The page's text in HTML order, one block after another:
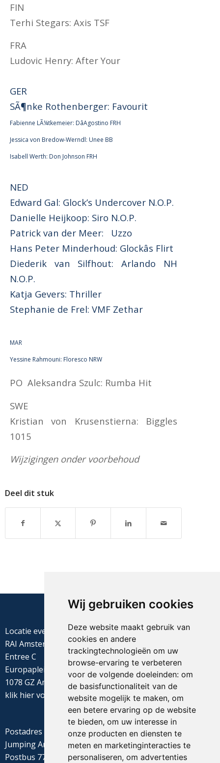
Wij gebruiken cookies
Deze website maakt gebruik van
cookies en andere
trackingtechnologieën om uw
browse-ervaring te verbeteren
voor de volgende doeleinden: om
de basisfunctionaliteit van de
website mogelijk te maken, om
een betere ervaring op de website
te bieden, om uw interesse in
onze producten en diensten te
meten en marketinginteracties te
personaliseren, om advertenties
FIN
Terhi Stegars: Axis TSF
FRA
Ludovic Henry: After Your
GER
SÃ¶nke Rothenberger: Favourit
Fabienne LÃ¼tkemeier: DâAgostino FRH
Jessica von Bredow-Werndl: Unee BB
Isabell Werth: Don Johnson FRH
NED
Edward Gal: Glock’s Undercover N.O.P.
Danielle Heijkoop: Siro N.O.P.
Patrick van der Meer: Uzzo
Hans Peter Minderhoud: Glockâs Flirt
Diederik van Silfhout: Arlando NH
N.O.P.
Katja Gevers: Thriller
Stephanie de Frel: VMF Zethar
MAR
Yessine Rahmouni: Floresco NRW
PO Aleksandra Szulc: Rumba Hit
SWE
Kristian von Krusenstierna: Biggles
1015
Wijzigingen onder voorbehoud
Deel dit stuk
Locatie evenement
RAI Amsterdam
Entree C
Europaplein 22
1078 GZ Amsterdam
klik hiervoor de routebeschrijving
Postadres
Jumping Amsterdam
Postbus 77655